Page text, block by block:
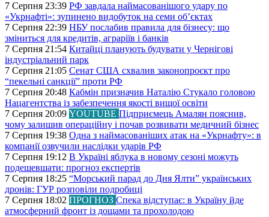
7 Серпня 23:39 РФ завдала наймасованішого удару по
«Укрнафті»: зупинено видобуток на семи об’єктах
7 Серпня 22:39 НБУ послабив правила для бізнесу: що
зміниться для кредитів, аграріїв і банків
7 Серпня 21:54 Китайці планують будувати у Чернігові
індустріальний парк
7 Серпня 21:05 Сенат США схвалив законопроєкт про
“пекельні санкції” проти РФ
7 Серпня 20:48 Кабмін призначив Наталію Стукало головою
Нацагентства із забезпечення якості вищої освіти
7 Серпня 20:09 YOUTUBE Підприємець Амалян пояснив,
чому залишив операційну і почав розвивати медичний бізнес
7 Серпня 19:38 Одна з наймасованіших атак на «Укрнафту»: в
компанії озвучили наслідки ударів РФ
7 Серпня 19:12 В Україні яблука в новому сезоні можуть
подешевшати: прогноз експертів
7 Серпня 18:25 “Морський парад до Дня Ялти” українських
дронів: ГУР розповіли подробиці
7 Серпня 18:02 ПРОГНОЗ Спека відступає: в Україну йде
атмосферний фронт із дощами та прохолодою